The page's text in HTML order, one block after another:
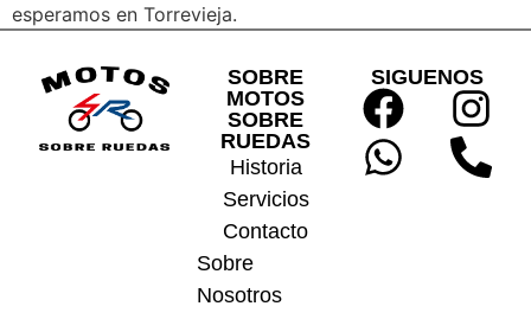
esperamos en Torrevieja.
SOBRE
MOTOS
SOBRE
RUEDAS
Historia
Servicios
Contacto
Sobre
Nosotros
SIGUENOS